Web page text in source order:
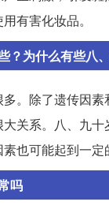
有害化妆品。
？为什么有些八
。除了遗传因
关系。八、九
也可能起到一定
吗